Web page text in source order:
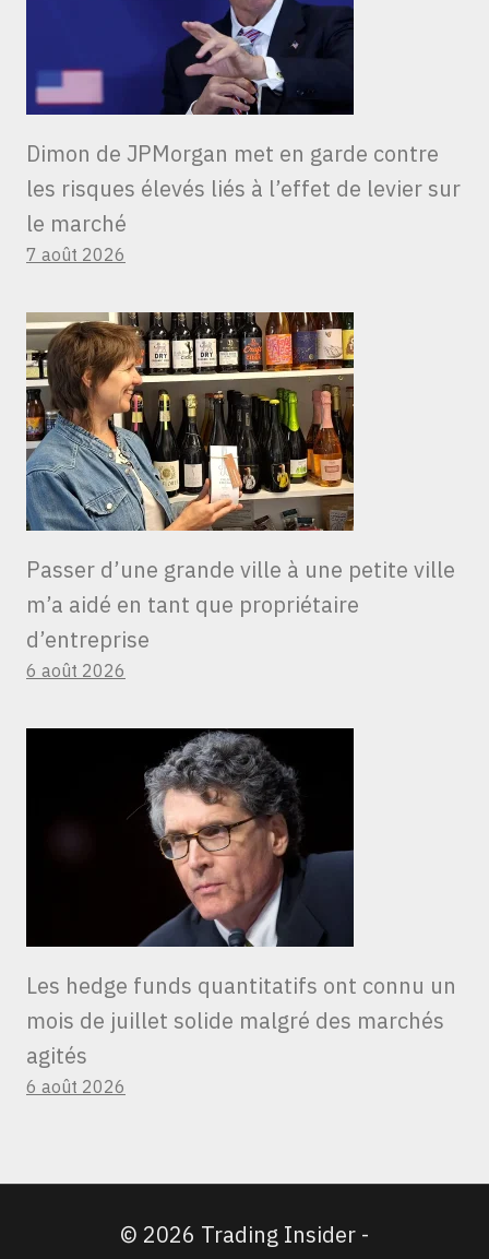
Dimon de JPMorgan met en garde contre
les risques élevés liés à l’effet de levier sur
le marché
7 août 2026
Passer d’une grande ville à une petite ville
m’a aidé en tant que propriétaire
d’entreprise
6 août 2026
Les hedge funds quantitatifs ont connu un
mois de juillet solide malgré des marchés
agités
6 août 2026
© 2026 Trading Insider -